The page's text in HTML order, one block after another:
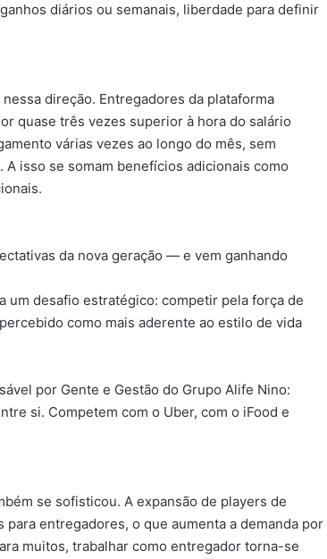
diários ou semanais, liberdade para definir
direção. Entregadores da plataforma
quase três vezes superior à hora do salário
várias vezes ao longo do mês, sem
isso se somam benefícios adicionais como
da nova geração — e vem ganhando
um desafio estratégico: competir pela força de
como mais aderente ao estilo de vida
por Gente e Gestão do Grupo Alife Nino:
si. Competem com o Uber, com o iFood e
se sofisticou. A expansão de players de
entregadores, o que aumenta a demanda por
muitos, trabalhar como entregador torna-se